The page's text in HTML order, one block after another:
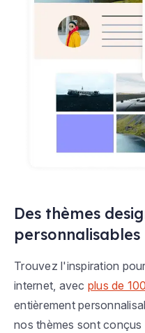
Des thèmes
personnalisables
Trouvez l'inspiration
internet, avec plus de
entièrement
nos thèmes sont